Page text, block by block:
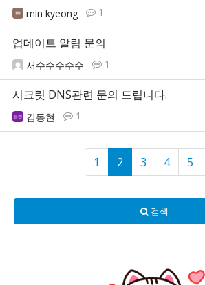
min kyeong 1
업데이트 알림 문의
서수수수수수 1
시크릿 DNS관련 문의 드립니다.
김동현 1
1 2 3 4 5
검색